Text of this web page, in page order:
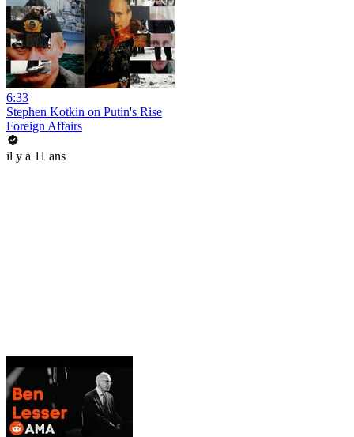
6:33
Stephen Kotkin on Putin's Rise
Foreign Affairs
il y a 11 ans